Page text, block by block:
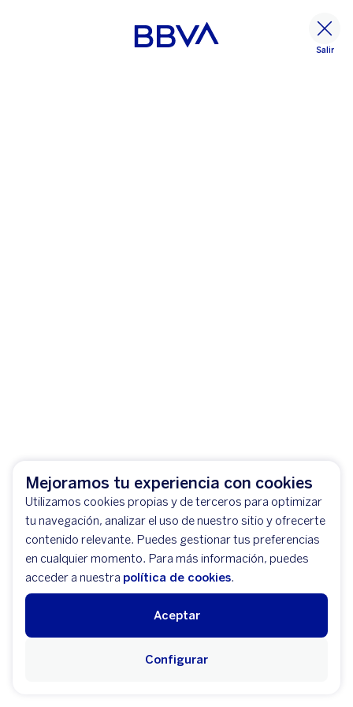
Mejoramos tu experiencia con cookies
Utilizamos cookies propias y de terceros para optimizar
tu navegación, analizar el uso de nuestro sitio y ofrecerte
contenido relevante. Puedes gestionar tus preferencias
en cualquier momento. Para más información, puedes
acceder a nuestra política de cookies.
Aceptar
Configurar
Salir